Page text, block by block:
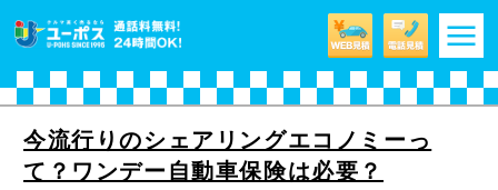
今流行りのシェアリングエコノミーっ
て？ワンデー自動車保険は必要？